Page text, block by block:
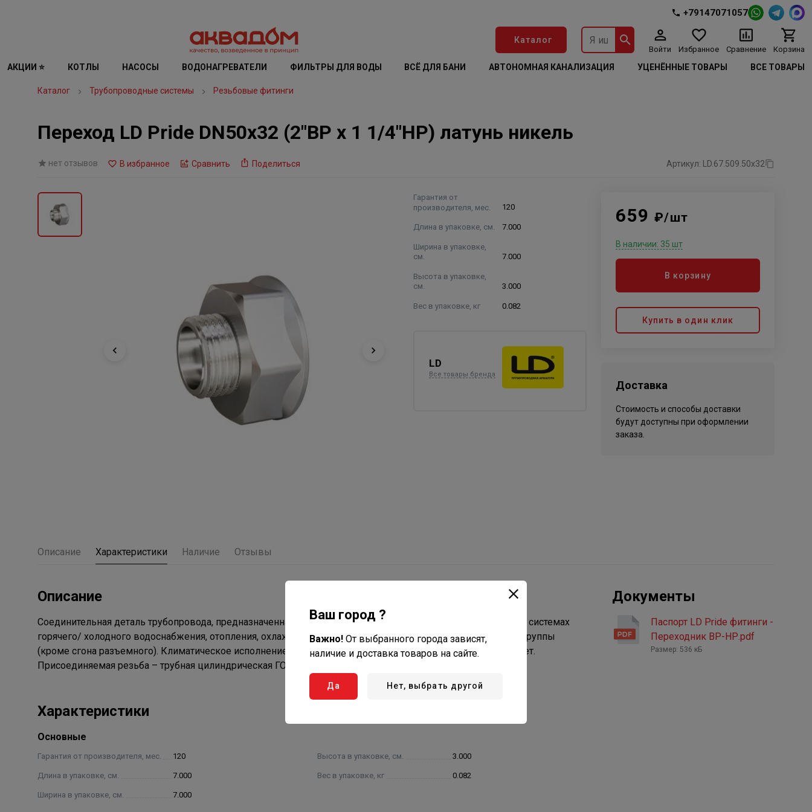
+79147071057
Каталог
Войти Избранное Сравнение Корзина
АКЦИИ ⭐ КОТЛЫ НАСОСЫ ВОДОНАГРЕВАТЕЛИ ФИЛЬТРЫ ДЛЯ ВОДЫ ВСЁ ДЛЯ БАНИ АВТОНОМНАЯ КАНАЛИЗАЦИЯ УЦЕНЁННЫЕ ТОВАРЫ ВСЕ ТОВАРЫ
Каталог Трубопроводные системы Резьбовые фитинги
Переход LD Pride DN50х32 (2"ВР х 1 1/4"НР) латунь никель
нет отзывов В избранное Сравнить Поделиться Артикул: LD.67.509.50х32
Гарантия от
производителя, мес.
120
Длина в упаковке, см. 7.000
Ширина в упаковке,
см.
7.000
Высота в упаковке,
см.
3.000
Вес в упаковке, кг 0.082
LD
Все товары бренда
659 ₽/шт
В наличии: 35 шт
В корзину
Купить в один клик
Доставка
Стоимость и способы доставки
будут доступны при оформлении
заказа.
Описание Характеристики Наличие Отзывы
Описание
Соединительная деталь трубопровода, предназначенная для промышленного и бытового использования в системах
горячего/ холодного водоснабжения, отопления, охлаждения, неагрессивных жидкостей, пара, ГСМ, газа I группы
(кроме сгона разъемного). Климатическое исполнение по ГОСТ 15150-69: У, УХЛ, ХЛ, ТВ. Срок службы 30 лет.
Присоединяемая резьба – трубная цилиндрическая ГОСТ 6357.
Характеристики
Основные
Гарантия от производителя, мес. 120
Длина в упаковке, см. 7.000
Ширина в упаковке, см. 7.000
Высота в упаковке, см. 3.000
Вес в упаковке, кг 0.082
Документы
Паспорт LD Pride фитинги -
Переходник ВР-НР.pdf
Размер: 536 кБ
Ваш город ?
Важно! От выбранного города зависят,
наличие и доставка товаров на сайте.
Да Нет, выбрать другой